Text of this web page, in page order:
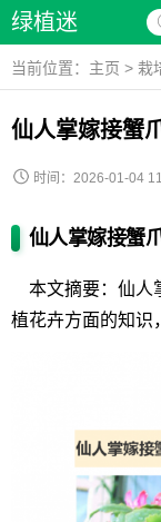
绿植迷
当前位置： 主页 > 栽
仙人掌嫁接蟹
时间：2026-01-04
仙人掌嫁接蟹
本文摘要：仙人
植花卉方面的知识